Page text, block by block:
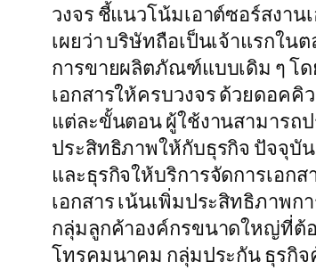
วงจร ชี้แนวโน้มเอาต์ซอร์สงา
เผยว่า บริษัทถือเป็นเจ้าแรกใ
การขายผลิตภัณฑ์แบบเดิม ๆ โด
เอกสารให้ครบวงจร ด้วยดอคคิ
แต่ละขั้นตอน ผู้ใช้งานสามารถ
ประสิทธิภาพให้กับธุรกิจ ปัจจุบั
และธุรกิจให้บริการจัดการเอก
เอกสาร เน้นเพิ่มประสิทธิภาพก
กลุ่มลูกค้าองค์กรขนาดใหญ่ที่ต้อ
โทรคมนาคม กลุ่มประกัน ธุรกิจ